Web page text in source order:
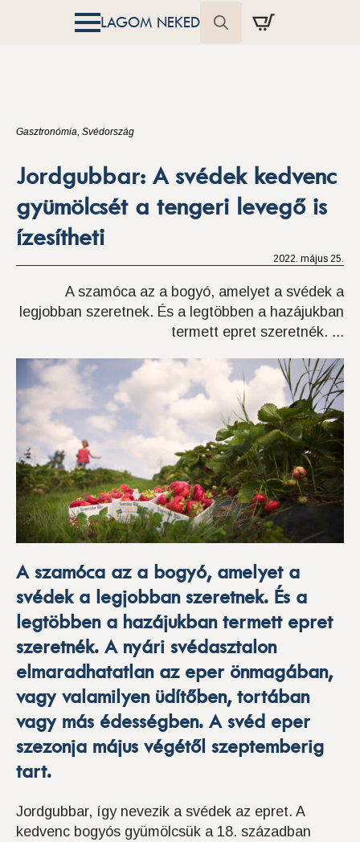
LAGOM NEKED
Gasztronómia Svédország
Jordgubbar: A svédek kedvenc
gyümölcsét a tengeri levegő is
ízesítheti
2022. május 25.
A szamóca az a bogyó, amelyet a svédek a
legjobban szeretnek. És a legtöbben a hazájukban
termett epret szeretnék. ...
A szamóca az a bogyó, amelyet a
svédek a legjobban szeretnek. És a
legtöbben a hazájukban termett epret
szeretnék. A nyári svédasztalon
elmaradhatatlan az eper önmagában,
vagy valamilyen üdítőben, tortában
vagy más édességben. A svéd eper
szezonja május végétől szeptemberig
tart.
Jordgubbar, így nevezik a svédek az epret. A
kedvenc bogyós gyümölcsük a 18. században